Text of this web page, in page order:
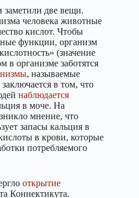
заметили две вещи.
человека животные
кислот. Чтобы
функции, организм
(значение
в организме заботятся
, называемые
в том, что
наблюдается
в моче. На
мнение, что
запасы кальция в
в крови, которые
потребляемого
открытие
Коннектикута.